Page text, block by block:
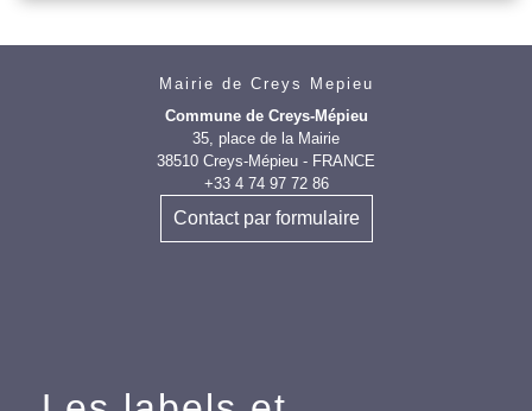
Mairie de Creys Mepieu
Commune de Creys-Mépieu
35, place de la Mairie
38510 Creys-Mépieu - FRANCE
+33 4 74 97 72 86
Contact par formulaire